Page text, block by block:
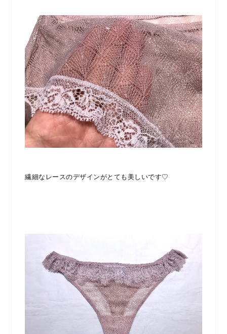
繊細なレースのデザインがとても美しいです♡